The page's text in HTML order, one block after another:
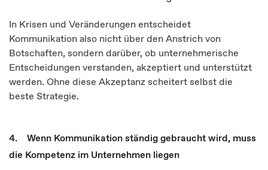
In Krisen und Veränderungen entscheidet
Kommunikation also nicht über den Anstrich von
Botschaften, sondern darüber, ob unternehmerische
Entscheidungen verstanden, akzeptiert und unterstützt
werden. Ohne diese Akzeptanz scheitert selbst die
beste Strategie.
4. Wenn Kommunikation ständig gebraucht wird, muss
die Kompetenz im Unternehmen liegen